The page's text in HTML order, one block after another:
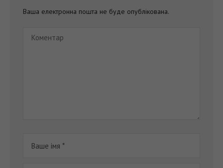
Ваша електронна пошта не буде опублікована.